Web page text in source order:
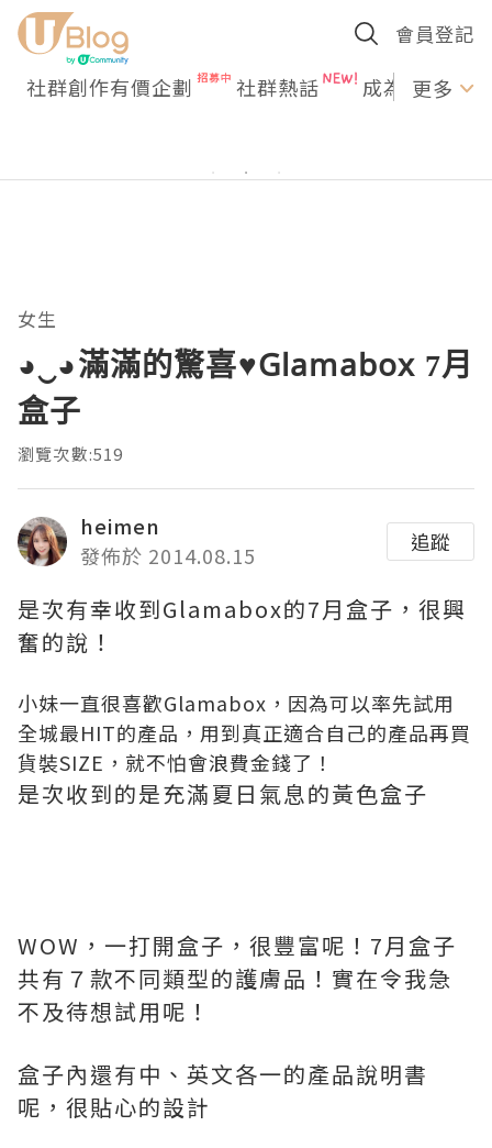
會員登記
社群創作有價企劃 社群熱話 成為U更多
女生
◕‿◕滿滿的驚喜♥Glamabox 7月
盒子
瀏覽次數:519
heimen
發佈於 2014.08.15
追蹤
是次有幸收到Glamabox的7月盒子，很興
奮的說！
小妹一直很喜歡Glamabox，因為可以率先試用
全城最HIT的產品，用到真正適合自己的產品再買
貨裝SIZE，就不怕會浪費金錢了！
是次收到的是充滿夏日氣息的黃色盒子
WOW，一打開盒子，很豐富呢！7月盒子
共有７款不同類型的護膚品！實在令我急
不及待想試用呢！
盒子內還有中、英文各一的產品說明書
呢，很貼心的設計